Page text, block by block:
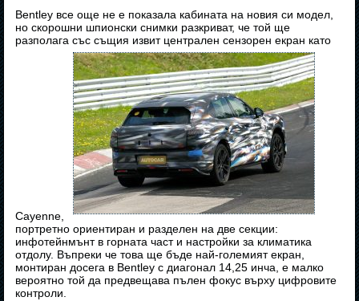
Bentley все още не е показала кабината на новия си модел,
но скорошни шпионски снимки разкриват, че той ще
разполага със същия извит централен сензорен екран като
Cayenne,
портретно ориентиран и разделен на две секции:
инфотейнмънт в горната част и настройки за климатика
отдолу. Въпреки че това ще бъде най-големият екран,
монтиран досега в Bentley с диагонал 14,25 инча, е малко
вероятно той да предвещава пълен фокус върху цифровите
контроли.